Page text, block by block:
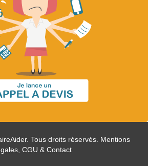
Tous droits réservés. Mentions
CGU & Contact